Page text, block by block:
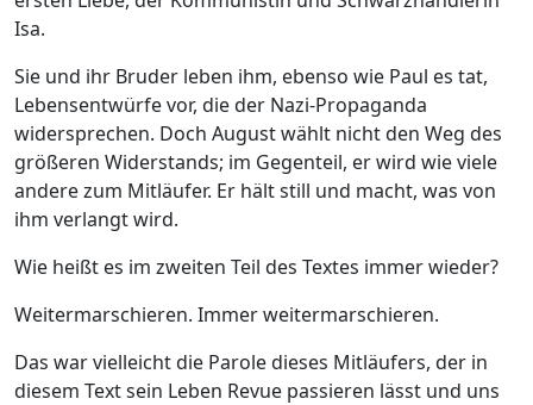
Isa.
Sie und ihr Bruder leben ihm, ebenso wie Paul es tat,
Lebensentwürfe vor, die der Nazi-Propaganda
widersprechen. Doch August wählt nicht den Weg des
größeren Widerstands; im Gegenteil, er wird wie viele
andere zum Mitläufer. Er hält still und macht, was von
ihm verlangt wird.
Wie heißt es im zweiten Teil des Textes immer wieder?
Weitermarschieren. Immer weitermarschieren.
Das war vielleicht die Parole dieses Mitläufers, der in
diesem Text sein Leben Revue passieren lässt und uns